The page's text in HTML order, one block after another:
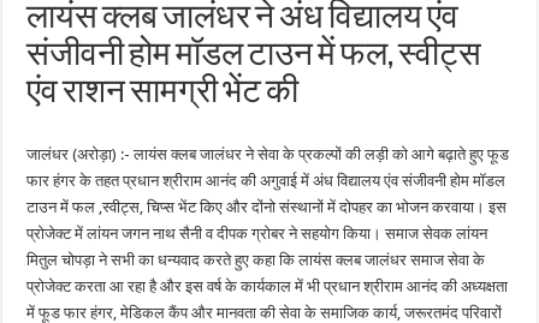
लायंस क्लब जालंधर ने अंध विद्यालय एंव
संजीवनी होम मॉडल टाउन में फल, स्वीट्स
एंव राशन सामग्री भेंट की
जालंधर (अरोड़ा) :- लायंस क्लब जालंधर ने सेवा के प्रकल्पों की लड़ी को आगे बढ़ाते हुए फूड
फार हंगर के तहत प्रधान श्रीराम आनंद की अगुवाई में अंध विद्यालय एंव संजीवनी होम मॉडल
टाउन में फल ,स्वीट्स, चिप्स भेंट किए और दोंनो संस्थानों में दोपहर का भोजन करवाया। इस
प्रोजेक्ट में लांयन जगन नाथ सैनी व दीपक ग्रोबर ने सहयोग किया। समाज सेवक लांयन
मितुल चोपड़ा ने सभी का धन्यवाद करते हुए कहा कि लायंस क्लब जालंधर समाज सेवा के
प्रोजेक्ट करता आ रहा है और इस वर्ष के कार्यकाल में भी प्रधान श्रीराम आनंद की अध्यक्षता
में फूड फार हंगर, मेडिकल कैंप और मानवता की सेवा के समाजिक कार्य, जरूरतमंद परिवारों